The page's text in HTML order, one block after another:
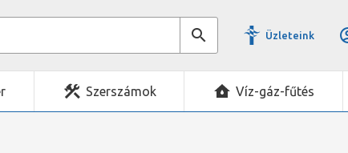
Üzleteink
Szerszámok Víz-gáz-fűtés